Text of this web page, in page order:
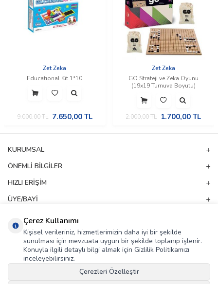
Zet Zeka
Educatıonal Kit 1*10
9.000,00TL 7.650,00TL
Zet Zeka
GO Strateji ve Zeka Oyunu
(19x19 Turnuva Boyutu)
2.000,00TL 1.700,00 TL
KURUMSAL
ÖNEMLI BILGILER
HIZLI ERIŞIM
ÜYE/BAYI
ADRES & İLETIŞIM
E-Bülten Aboneliği
Kampanya ve yeniliklerden haberdar olmak için e-bültenimize abone olun!
Çerez Kullanımı
Kişisel verileriniz, hizmetlerimizin daha iyi bir şekilde
sunulması için mevzuata uygun bir şekilde toplanıp işlenir.
Konuyla ilgili detaylı bilgi almak için Gizlilik Politikamızı
inceleyebilirsiniz.
Çerezleri Özelleştir